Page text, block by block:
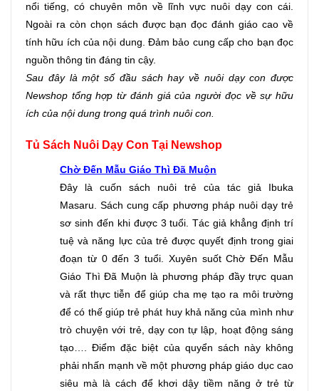
nổi tiếng, có chuyên môn về lĩnh vực nuôi dạy con cái.
Ngoài ra còn chọn sách được bạn đọc đánh giáo cao về
tính hữu ích của nội dung. Đảm bảo cung cấp cho bạn đọc
nguồn thông tin đáng tin cậy.
Sau đây là một số đầu sách hay về nuôi dạy con được
Newshop tổng hợp từ đánh giá của người đọc về sự hữu
ích của nội dung trong quá trình nuôi con.
Tủ Sách Nuôi Dạy Con Tại Newshop
Chờ Đến Mẫu Giáo Thì Đã Muộn
Đây là cuốn sách nuôi trẻ của tác giả Ibuka
Masaru. Sách cung cấp phương pháp nuôi dạy trẻ
sơ sinh đến khi được 3 tuổi. Tác giả khẳng định trí
tuệ và năng lực của trẻ được quyết định trong giai
đoạn từ 0 đến 3 tuổi. Xuyên suốt Chờ Đến Mẫu
Giáo Thì Đã Muộn là phương pháp đầy trực quan
và rất thực tiễn để giúp cha mẹ tạo ra môi trường
để có thế giúp trẻ phát huy khả năng của mình như
trò chuyện với trẻ, dạy con tự lập, hoạt động sáng
tạo…. Điểm đặc biệt của quyển sách này không
phải nhấn mạnh về một phương pháp giáo dục cao
siêu mà là cách để khơi dậy tiềm năng ở trẻ từ